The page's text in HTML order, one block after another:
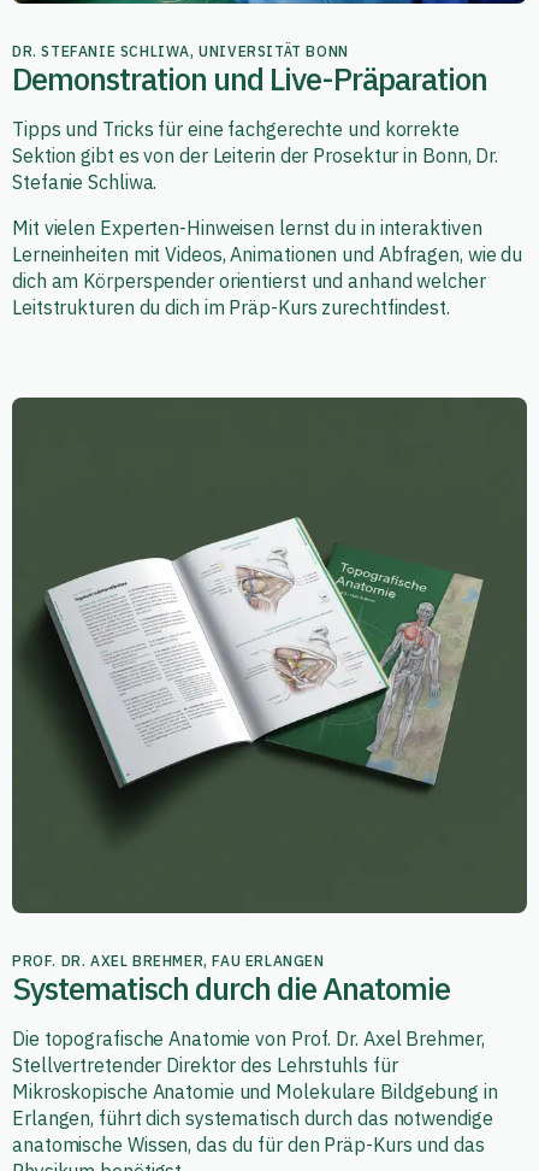
DR. STEFANIE SCHLIWA, UNIVERSITÄT BONN
Demonstration und Live-Präparation
Tipps und Tricks für eine fachgerechte und korrekte
Sektion gibt es von der Leiterin der Prosektur in Bonn, Dr.
Stefanie Schliwa.
Mit vielen Experten-Hinweisen lernst du in interaktiven
Lerneinheiten mit Videos, Animationen und Abfragen, wie du
dich am Körperspender orientierst und anhand welcher
Leitstrukturen du dich im Präp-Kurs zurechtfindest.
PROF. DR. AXEL BREHMER, FAU ERLANGEN
Systematisch durch die Anatomie
Die topografische Anatomie von Prof. Dr. Axel Brehmer,
Stellvertretender Direktor des Lehrstuhls für
Mikroskopische Anatomie und Molekulare Bildgebung in
Erlangen, führt dich systematisch durch das notwendige
anatomische Wissen, das du für den Präp-Kurs und das